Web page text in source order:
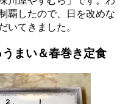
覇したので、日を改めな
いてきました。
まい＆春巻き定食